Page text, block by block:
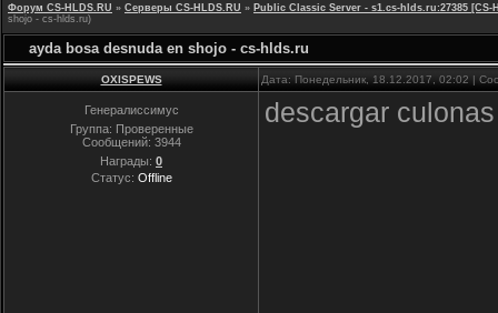
Форум CS-HLDS.RU » Серверы CS-HLDS.RU » Public Classic Server - s1.cs-hlds.ru:27385 [CS-
shojo - cs-hlds.ru)
ayda bosa desnuda en shojo - cs-hlds.ru
OXISPEWS Дата: Понедельник, 18.12.2017, 02:02 |
Генералиссимус
Группа: Проверенные
Сообщений: 3944
Награды: 0
Статус: Offline
descargar